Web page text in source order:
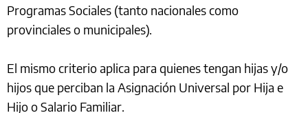
Programas Sociales (tanto nacionales como
provinciales o municipales).
El mismo criterio aplica para quienes tengan hijas y/o
hijos que perciban la Asignación Universal por Hija e
Hijo o Salario Familiar.